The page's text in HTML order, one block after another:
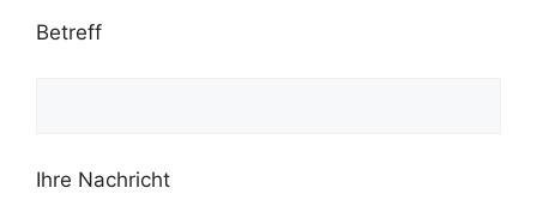
Betreff
Ihre Nachricht